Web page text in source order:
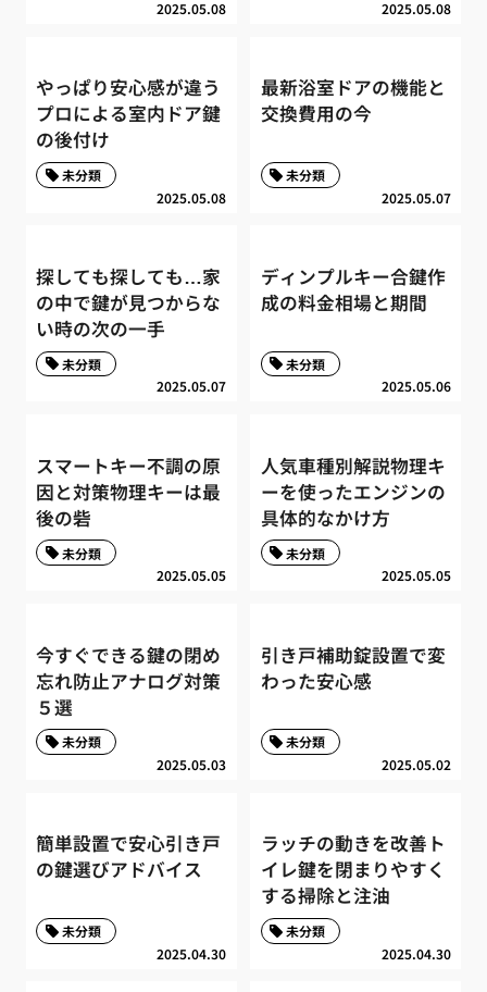
2025.05.08 2025.05.08
やっぱり安心感が違う
プロによる室内ドア鍵
の後付け
2025.05.08
未分類
最新浴室ドアの機能と
交換費用の今
2025.05.07
未分類
探しても探しても…家
の中で鍵が見つからな
い時の次の一手
2025.05.07
未分類
ディンプルキー合鍵作
成の料金相場と期間
2025.05.06
未分類
スマートキー不調の原
因と対策物理キーは最
後の砦
2025.05.05
未分類
人気車種別解説物理キ
ーを使ったエンジンの
具体的なかけ方
2025.05.05
未分類
今すぐできる鍵の閉め
忘れ防止アナログ対策
５選
2025.05.03
未分類
引き戸補助錠設置で変
わった安心感
2025.05.02
未分類
簡単設置で安心引き戸
の鍵選びアドバイス
2025.04.30
未分類
ラッチの動きを改善ト
イレ鍵を閉まりやすく
する掃除と注油
2025.04.30
未分類